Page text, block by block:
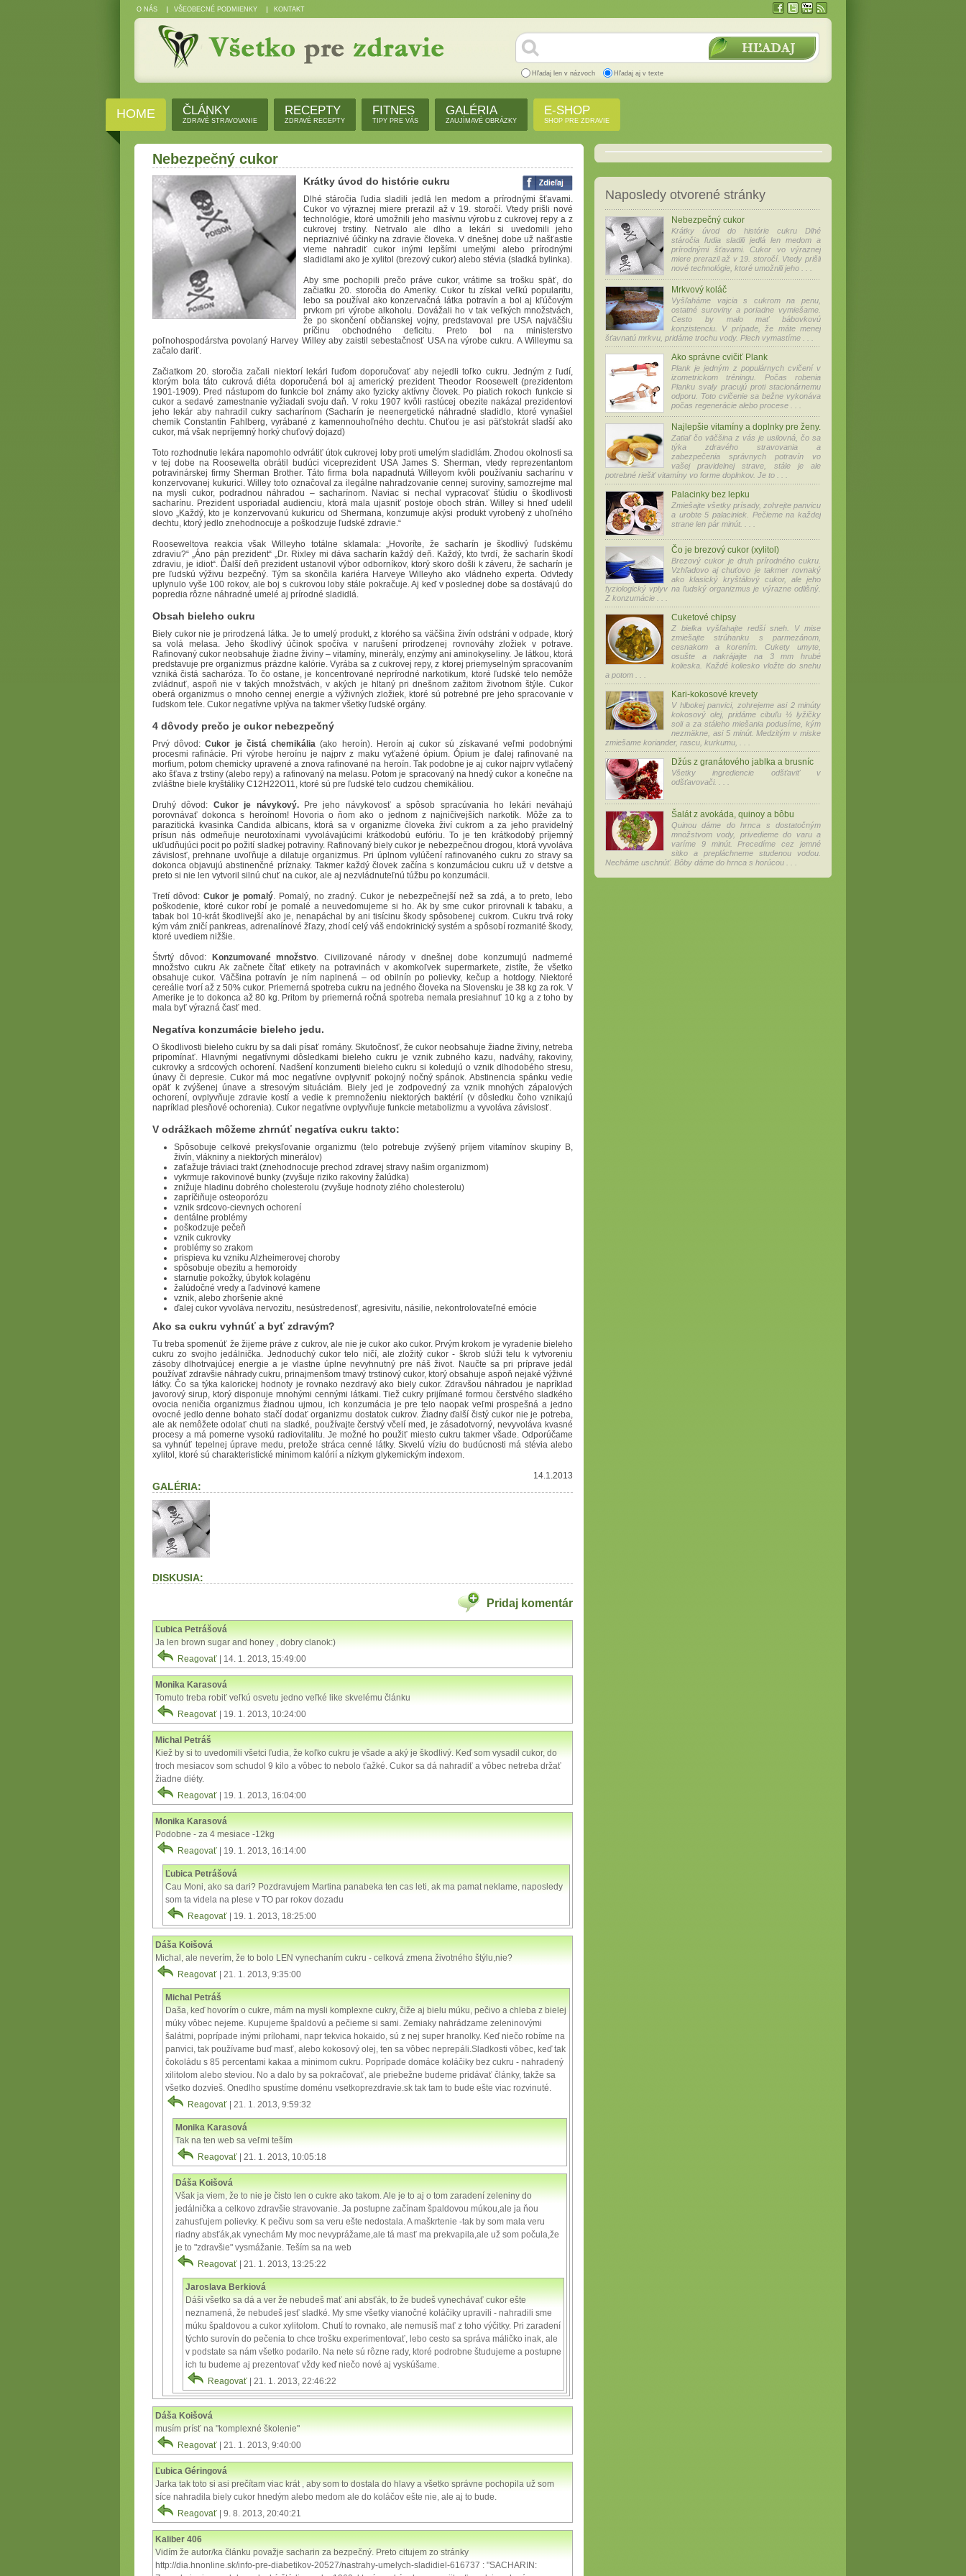
O NÁS VŠEOBECNÉ PODMIENKY KONTAKT
Hľadaj len v názvoch Hľadaj aj v texte
HOME ČLÁNKY
ZDRAVÉ STRAVOVANIE
RECEPTY
ZDRAVÉ RECEPTY
FITNES
TIPY PRE VÁS
GALÉRIA
ZAUJÍMAVÉ OBRÁZKY
E-SHOP
SHOP PRE ZDRAVIE
Nebezpečný cukor
Krátky úvod do histórie cukru
Dlhé stáročia ľudia sladili jedlá len medom a prírodnými šťavami.
Cukor vo výraznej miere prerazil až v 19. storočí. Vtedy prišli nové
technológie, ktoré umožnili jeho masívnu výrobu z cukrovej repy a z
cukrovej trstiny. Netrvalo ale dlho a lekári si uvedomili jeho
nepriaznivé účinky na zdravie človeka. V dnešnej dobe už našťastie
vieme nahradiť cukor inými lepšími umelými alebo prírodnými
sladidlami ako je xylitol (brezový cukor) alebo stévia (sladká bylinka).
Aby sme pochopili prečo práve cukor, vrátime sa trošku späť, do
začiatku 20. storočia do Ameriky. Cukor tu získal veľkú popularitu,
lebo sa používal ako konzervačná látka potravín a bol aj kľúčovým
prvkom pri výrobe alkoholu. Dovážali ho v tak veľkých množstvách,
že po skončení občianskej vojny, predstavoval pre USA najväčšiu
príčinu obchodného deficitu. Preto bol na ministerstvo
poľnohospodárstva povolaný Harvey Willey aby zaistil sebestačnosť USA na výrobe cukru. A Willeymu sa
začalo dariť.
Začiatkom 20. storočia začali niektorí lekári ľuďom doporučovať aby nejedli toľko cukru. Jedným z ľudí,
ktorým bola táto cukrová diéta doporučená bol aj americký prezident Theodor Roosewelt (prezidentom
1901-1909). Pred nástupom do funkcie bol známy ako fyzicky aktívny človek. Po piatich rokoch funkcie si
cukor a sedavé zamestnanie vyžiadali svoju daň. V roku 1907 kvôli rastúcej obezite nakázal prezidentovi
jeho lekár aby nahradil cukry sacharínom (Sacharín je neenergetické náhradné sladidlo, ktoré vynašiel
chemik Constantin Fahlberg, vyrábané z kamennouhoľného dechtu. Chuťou je asi päťstokrát sladší ako
cukor, má však nepríjemný horký chuťový dojazd)
Toto rozhodnutie lekára napomohlo odvrátiť útok cukrovej loby proti umelým sladidlám. Zhodou okolnosti sa
v tej dobe na Roosewelta obrátil budúci viceprezident USA James S. Sherman, vtedy reprezentantom
potravinárskej firmy Sherman Brother. Táto firma bola napadnutá Willeyom kvôli používaniu sacharínu v
konzervovanej kukurici. Willey toto označoval za ilegálne nahradzovanie cennej suroviny, samozrejme mal
na mysli cukor, podradnou náhradou – sacharínom. Naviac si nechal vypracovať štúdiu o škodlivosti
sacharínu. Prezident usporiadal audienciu, ktorá mala ujasniť postoje oboch strán. Willey si hneď udelil
slovo „Každý, kto je konzervovanú kukuricu od Shermana, konzumuje akýsi produkt vyrobený z uhoľného
dechtu, ktorý jedlo znehodnocuje a poškodzuje ľudské zdravie.“
Rooseweltova reakcia však Willeyho totálne sklamala: „Hovoríte, že sacharín je škodlivý ľudskému
zdraviu?“ „Áno pán prezident“ „Dr. Rixley mi dáva sacharín každý deň. Každý, kto tvrdí, že sacharín škodí
zdraviu, je idiot“. Ďalší deň prezident ustanovil výbor odborníkov, ktorý skoro došli k záveru, že sacharín je
pre ľudskú výživu bezpečný. Tým sa skončila kariéra Harveye Willeyho ako vládneho experta. Odvtedy
uplynulo vyše 100 rokov, ale boj s cukrovou loby stále pokračuje. Aj keď v poslednej dobe sa dostávajú do
popredia rôzne náhradné umelé aj prírodné sladidlá.
Obsah bieleho cukru
Biely cukor nie je prirodzená látka. Je to umelý produkt, z ktorého sa väčšina živín odstráni v odpade, ktorý
sa volá melasa. Jeho škodlivý účinok spočíva v narušení prirodzenej rovnováhy zložiek v potrave.
Rafinovaný cukor neobsahuje žiadne živiny – vitamíny, minerály, enzýmy ani aminokyseliny. Je látkou, ktorá
predstavuje pre organizmus prázdne kalórie. Vyrába sa z cukrovej repy, z ktorej priemyselným spracovaním
vzniká čistá sacharóza. To čo ostane, je koncentrované neprírodné narkotikum, ktoré ľudské telo nemôže
zvládnuť, aspoň nie v takých množstvách, v akých je hltaný pri dnešnom zažitom životnom štýle. Cukor
oberá organizmus o mnoho cennej energie a výživných zložiek, ktoré sú potrebné pre jeho spracovanie v
ľudskom tele. Cukor negatívne vplýva na takmer všetky ľudské orgány.
4 dôvody prečo je cukor nebezpečný
Prvý dôvod:Cukor je čistá chemikália (ako heroín). Heroín aj cukor sú získavané veľmi podobnými
procesmi rafinácie. Pri výrobe heroínu je najprv z maku vyťažené ópium. Ópium je ďalej rafinované na
morfium, potom chemicky upravené a znova rafinované na heroín. Tak podobne je aj cukor najprv vytlačený
ako šťava z trstiny (alebo repy) a rafinovaný na melasu. Potom je spracovaný na hnedý cukor a konečne na
zvláštne biele kryštáliky C12H22O11, ktoré sú pre ľudské telo cudzou chemikáliou.
Druhý dôvod: Cukor je návykový.
Pre jeho návykovosť a spôsob spracúvania ho lekári neváhajú
porovnávať dokonca s heroínom! Hovoria o ňom ako o jednom z najničivejších narkotík. Môže za to
parazitická kvasinka Candida albicans, ktorá sa v organizme človeka živí cukrom a za jeho pravidelný
prísun nás odmeňuje neurotoxínami vyvolávajúcimi krátkodobú eufóriu. To je ten krátkodobý príjemný
ukľudňujúci pocit po požití sladkej potraviny. Rafinovaný biely cukor je nebezpečnou drogou, ktorá vyvoláva
závislosť, prehnane uvoľňuje a dilatuje organizmus. Pri úplnom vylúčení rafinovaného cukru zo stravy sa
dokonca objavujú abstinenčné príznaky. Takmer každý človek začína s konzumáciou cukru už v detstve a
preto si nie len vytvoril silnú chuť na cukor, ale aj nezvládnuteľnú túžbu po konzumácii.
Tretí dôvod: Cukor je pomalý. Pomalý, no zradný. Cukor je nebezpečnejší než sa zdá, a to preto, lebo
poškodenie, ktoré cukor robí je pomalé a neuvedomujeme si ho. Ak by sme cukor prirovnali k tabaku, a
tabak bol 10-krát škodlivejší ako je, nenapáchal by ani tisícinu škody spôsobenej cukrom. Cukru trvá roky
kým vám zničí pankreas, adrenalínové žľazy, zhodí celý váš endokrinický systém a spôsobí rozmanité škody,
ktoré uvediem nižšie.
Štvrtý dôvod: Konzumované množstvo. Civilizované národy v dnešnej dobe konzumujú nadmerné
množstvo cukru Ak začnete čítať etikety na potravinách v akomkoľvek supermarkete, zistíte, že všetko
obsahuje cukor. Väčšina potravín je ním naplnená – od obilnín po polievky, kečup a hotdogy. Niektoré
cereálie tvorí až z 50% cukor. Priemerná spotreba cukru na jedného človeka na Slovensku je 38 kg za rok. V
Amerike je to dokonca až 80 kg. Pritom by priemerná ročná spotreba nemala presiahnuť 10 kg a z toho by
mala byť výrazná časť med.
Negatíva konzumácie bieleho jedu.
O škodlivosti bieleho cukru by sa dali písať romány. Skutočnosť, že cukor neobsahuje žiadne živiny, netreba
pripomínať. Hlavnými negatívnymi dôsledkami bieleho cukru je vznik zubného kazu, nadváhy, rakoviny,
cukrovky a srdcových ochorení. Nadšení konzumenti bieleho cukru si koledujú o vznik dlhodobého stresu,
únavy či depresie. Cukor má moc negatívne ovplyvniť pokojný nočný spánok. Abstinencia spánku vedie
opäť k zvýšenej únave a stresovým situáciám. Biely jed je zodpovedný za vznik mnohých zápalových
ochorení, ovplyvňuje zdravie kostí a vedie k premnoženiu niektorých baktérií (v dôsledku čoho vznikajú
napríklad plesňové ochorenia). Cukor negatívne ovplyvňuje funkcie metabolizmu a vyvoláva závislosť.
V odrážkach môžeme zhrnúť negatíva cukru takto:
Spôsobuje celkové prekysľovanie organizmu (telo potrebuje zvýšený príjem vitamínov skupiny B,
živín, vlákniny a niektorých minerálov)
zaťažuje tráviaci trakt (znehodnocuje prechod zdravej stravy našim organizmom)
vykrmuje rakovinové bunky (zvyšuje riziko rakoviny žalúdka)
znižuje hladinu dobrého cholesterolu (zvyšuje hodnoty zlého cholesterolu)
zapríčiňuje osteoporózu
vznik srdcovo-cievnych ochorení
dentálne problémy
poškodzuje pečeň
vznik cukrovky
problémy so zrakom
prispieva ku vzniku Alzheimerovej choroby
spôsobuje obezitu a hemoroidy
starnutie pokožky, úbytok kolagénu
žalúdočné vredy a ľadvinové kamene
vznik, alebo zhoršenie akné
ďalej cukor vyvoláva nervozitu, nesústredenosť, agresivitu, násilie, nekontrolovateľné emócie
Ako sa cukru vyhnúť a byť zdravým?
Tu treba spomenúť že žijeme práve z cukrov, ale nie je cukor ako cukor. Prvým krokom je vyradenie bieleho
cukru zo svojho jedálnička. Jednoduchý cukor telo ničí, ale zložitý cukor - škrob slúži telu k vytvoreniu
zásoby dlhotrvajúcej energie a je vlastne úplne nevyhnutný pre náš život. Naučte sa pri príprave jedál
používať zdravšie náhrady cukru, prinajmenšom tmavý trstinový cukor, ktorý obsahuje aspoň nejaké výživné
látky. Čo sa týka kalorickej hodnoty je rovnako nezdravý ako biely cukor. Zdravšou náhradou je napríklad
javorový sirup, ktorý disponuje mnohými cennými látkami. Tiež cukry prijímané formou čerstvého sladkého
ovocia neničia organizmus žiadnou ujmou, ich konzumácia je pre telo naopak veľmi prospešná a jedno
ovocné jedlo denne bohato stačí dodať organizmu dostatok cukrov. Žiadny ďalší čistý cukor nie je potreba,
ale ak nemôžete odolať chuti na sladké, používajte čerstvý včelí med, je zásadotvorný, nevyvoláva kvasné
procesy a má pomerne vysokú radiovitalitu. Je možné ho použiť miesto cukru takmer všade. Odporúčame
sa vyhnúť tepelnej úprave medu, pretože stráca cenné látky. Skvelú víziu do budúcnosti má stévia alebo
xylitol, ktoré sú charakteristické minimom kalórií a nízkym glykemickým indexom.
14.1.2013
GALÉRIA:
DISKUSIA:
Pridaj komentár
Ľubica Petrášová
Ja len brown sugar and honey , dobry clanok:)
Reagovať
| 14. 1. 2013, 15:49:00
Monika Karasová
Tomuto treba robiť veľkú osvetu jedno veľké like skvelému článku
Reagovať
| 19. 1. 2013, 10:24:00
Michal Petráš
Kiež by si to uvedomili všetci ľudia, že koľko cukru je všade a aký je škodlivý. Keď som vysadil cukor, do
troch mesiacov som schudol 9 kilo a vôbec to nebolo ťažké. Cukor sa dá nahradiť a vôbec netreba držať
žiadne diéty.
Reagovať
| 19. 1. 2013, 16:04:00
Monika Karasová
Podobne - za 4 mesiace -12kg
Reagovať
| 19. 1. 2013, 16:14:00
Ľubica Petrášová
Cau Moni, ako sa dari? Pozdravujem Martina panabeka ten cas leti, ak ma pamat neklame, naposledy
som ta videla na plese v TO par rokov dozadu
Reagovať
| 19. 1. 2013, 18:25:00
Dáša Koišová
Michal, ale neverím, že to bolo LEN vynechaním cukru - celková zmena životného štýlu,nie?
Reagovať
| 21. 1. 2013, 9:35:00
Michal Petráš
Daša, keď hovorím o cukre, mám na mysli komplexne cukry, čiže aj bielu múku, pečivo a chleba z bielej
múky vôbec nejeme. Kupujeme špaldovú a pečieme si sami. Zemiaky nahrádzame zeleninovými
šalátmi, poprípade inými prílohami, napr tekvica hokaido, sú z nej super hranolky. Keď niečo robíme na
panvici, tak používame buď masť, alebo kokosový olej, ten sa vôbec neprepáli.Sladkosti vôbec, keď tak
čokoládu s 85 percentami kakaa a minimom cukru. Poprípade domáce koláčiky bez cukru - nahradený
xilitolom alebo steviou. No a dalo by sa pokračovať, ale priebežne budeme pridávať články, takže sa
všetko dozvieš. Onedlho spustíme doménu vsetkoprezdravie.sk tak tam to bude ešte viac rozvinuté.
Reagovať
| 21. 1. 2013, 9:59:32
Monika Karasová
Tak na ten web sa veľmi teším
Reagovať
| 21. 1. 2013, 10:05:18
Dáša Koišová
Však ja viem, že to nie je čisto len o cukre ako takom. Ale je to aj o tom zaradení zeleniny do
jedálnička a celkovo zdravšie stravovanie. Ja postupne začínam špaldovou múkou,ale ja ňou
zahusťujem polievky. K pečivu som sa veru ešte nedostala. A maškrtenie -tak by som mala veru
riadny absťák,ak vynechám My moc nevyprážame,ale tá masť ma prekvapila,ale už som počula,že
je to "zdravšie" vysmážanie. Teším sa na web
Reagovať
| 21. 1. 2013, 13:25:22
Jaroslava Berkiová
Dáši všetko sa dá a ver že nebudeš mať ani absťák, to že budeš vynechávať cukor ešte
neznamená, že nebudeš jesť sladké. My sme všetky vianočné koláčiky upravili - nahradili sme
múku špaldovou a cukor xylitolom. Chutí to rovnako, ale nemusíš mať z toho výčitky. Pri zaradení
týchto surovín do pečenia to chce trošku experimentovať, lebo cesto sa správa máličko inak, ale
v podstate sa nám všetko podarilo. Na nete sú rôzne rady, ktoré podrobne študujeme a postupne
ich tu budeme aj prezentovať vždy keď niečo nové aj vyskúšame.
Reagovať
| 21. 1. 2013, 22:46:22
Dáša Koišová
musím prísť na "komplexné školenie"
Reagovať
| 21. 1. 2013, 9:40:00
Ľubica Géringová
Jarka tak toto si asi prečítam viac krát , aby som to dostala do hlavy a všetko správne pochopila už som
síce nahradila biely cukor hnedým alebo medom ale do koláčov ešte nie, ale aj to bude.
Reagovať
| 9. 8. 2013, 20:40:21
Kaliber 406
Vidím že autor/ka článku považje sacharin za bezpečný. Preto citujem zo stránky
http://dia.hnonline.sk/info-pre-diabetikov-20527/nastrahy-umelych-sladidiel-616737 : "SACHARIN:
Naposledy otvorené stránky
Nebezpečný cukor
Krátky úvod do histórie cukru Dlhé
stáročia ľudia sladili jedlá len medom a
prírodnými šťavami. Cukor vo výraznej
miere prerazil až v 19. storočí. Vtedy prišli
nové technológie, ktoré umožnili jeho . . .
Mrkvový koláč
Vyšľaháme vajcia s cukrom na penu,
ostatné suroviny a poriadne vymiešame.
Cesto by malo mať bábovkovú
konzistenciu. V prípade, že máte menej
šťavnatú mrkvu, pridáme trochu vody. Plech vymastíme . . .
Ako správne cvičiť Plank
Plank je jedným z populárnych cvičení v
izometrickom tréningu. Počas robenia
Planku svaly pracujú proti stacionárnemu
odporu. Toto cvičenie sa bežne vykonáva
počas regenerácie alebo procese . . .
Najlepšie vitamíny a doplnky pre ženy.
Zatiaľ čo väčšina z vás je usilovná, čo sa
týka zdravého stravovania a
zabezpečenia správnych potravín vo
vašej pravidelnej strave, stále je ale
potrebné riešiť vitamíny vo forme doplnkov. Je to . . .
Palacinky bez lepku
Zmiešajte všetky prísady, zohrejte panvicu
a urobte 5 palaciniek. Pečieme na každej
strane len pár minút. . . .
Čo je brezový cukor (xylitol)
Brezový cukor je druh prírodného cukru.
Vzhľadovo aj chuťovo je takmer rovnaký
ako klasický kryštálový cukor, ale jeho
fyziologický vplyv na ľudský organizmus je výrazne odlišný.
Z konzumácie . . .
Cuketové chipsy
Z bielka vyšľahajte redší sneh. V mise
zmiešajte strúhanku s parmezánom,
cesnakom a korením. Cukety umyte,
osušte a nakrájajte na 3 mm hrubé
kolieska. Každé koliesko vložte do snehu
a potom . . .
Kari-kokosové krevety
V hlbokej panvici, zohrejeme asi 2 minúty
kokosový olej, pridáme cibuľu ½ lyžičky
soli a za stáleho miešania podusíme, kým
nezmäkne, asi 5 minút. Medzitým v miske
zmiešame koriander, rascu, kurkumu, . . .
Džús z granátového jablka a brusníc
Všetky ingrediencie odšťaviť v
odšťavovači. . . .
Šalát z avokáda, quinoy a bôbu
Quinou dáme do hrnca s dostatočným
množstvom vody, privedieme do varu a
varíme 9 minút. Precedíme cez jemné
sitko a prepláchneme studenou vodou.
Necháme uschnúť. Bôby dáme do hrnca s horúcou . . .